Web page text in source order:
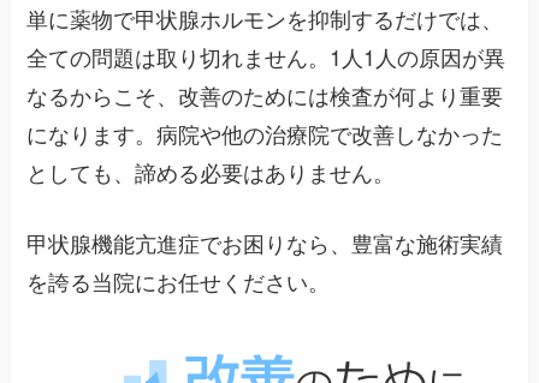
単に薬物で甲状腺ホルモンを抑制するだけでは、
全ての問題は取り切れません。1人1人の原因が異
なるからこそ、改善のためには検査が何より重要
になります。病院や他の治療院で改善しなかった
としても、諦める必要はありません。
甲状腺機能亢進症でお困りなら、豊富な施術実績
を誇る当院にお任せください。